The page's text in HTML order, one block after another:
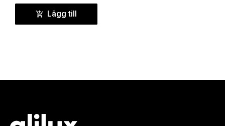
Lägg till